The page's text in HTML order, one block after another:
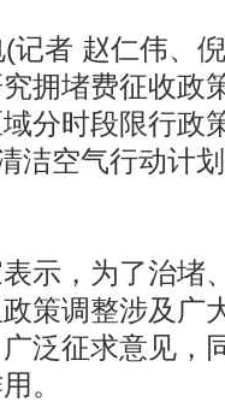
者 赵仁伟、倪
拥堵费征收政
域分时段限行
洁空气行动计
，为了治堵
策调整涉及广
泛征求意见，
。